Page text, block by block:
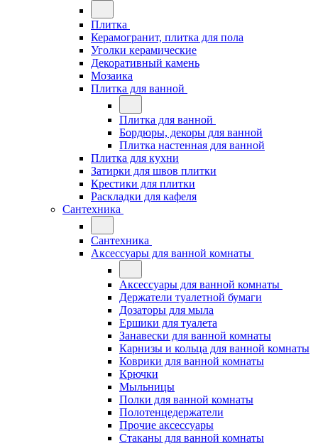
Плитка
Керамогранит, плитка для пола
Уголки керамические
Декоративный камень
Мозаика
Плитка для ванной
Плитка для ванной
Бордюры, декоры для ванной
Плитка настенная для ванной
Плитка для кухни
Затирки для швов плитки
Крестики для плитки
Раскладки для кафеля
Сантехника
Сантехника
Аксессуары для ванной комнаты
Аксессуары для ванной комнаты
Держатели туалетной бумаги
Дозаторы для мыла
Ершики для туалета
Занавески для ванной комнаты
Карнизы и кольца для ванной комнаты
Коврики для ванной комнаты
Крючки
Мыльницы
Полки для ванной комнаты
Полотенцедержатели
Прочие аксессуары
Стаканы для ванной комнаты